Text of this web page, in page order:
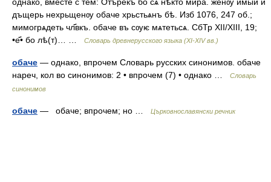
дъщерь нехрьщенѹ обаче хрьстьѧнъ бѣ. Изб 1076, 247 об.;
мимогрѧдеть чл҃вкъ. обаче въ сѹѥ мѧтетьсѧ. СбТр XII/XIII, 19;
•е҃• бо лѣ(т)… …
Словарь древнерусского языка (XI-XIV вв.)
обаче — однако, впрочем Словарь русских синонимов. обаче
нареч, кол во синонимов: 2 • впрочем (7) • однако …
Словарь
синонимов
обаче — обаче; впрочем; но … Църковнославянски речник